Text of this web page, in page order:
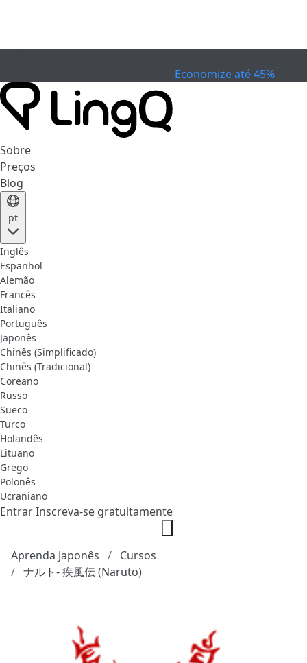
Economize até 45%
Sobre
Preços
Blog
pt
Inglês
Espanhol
Alemão
Francês
Italiano
Português
Japonês
Chinês (Simplificado)
Chinês (Tradicional)
Coreano
Russo
Sueco
Turco
Holandês
Lituano
Grego
Polonês
Ucraniano
EntrarInscreva-se gratuitamente
Aprenda Japonês
Cursos
ナルト- 疾風伝 (Naruto)